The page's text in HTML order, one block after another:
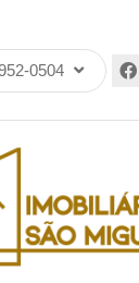
0504
imóvel